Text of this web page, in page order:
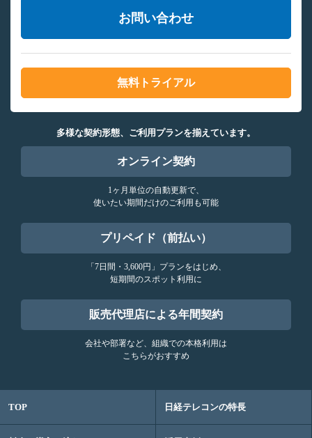
お問い合わせ
無料トライアル
多様な契約形態、ご利用プランを揃えています。
オンライン契約
1ヶ月単位の自動更新で、
使いたい期間だけのご利用も可能
プリペイド（前払い）
「7日間・3,600円」プランをはじめ、
短期間のスポット利用に
販売代理店による年間契約
会社や部署など、組織での本格利用は
こちらがおすすめ
TOP 日経テレコンの特長